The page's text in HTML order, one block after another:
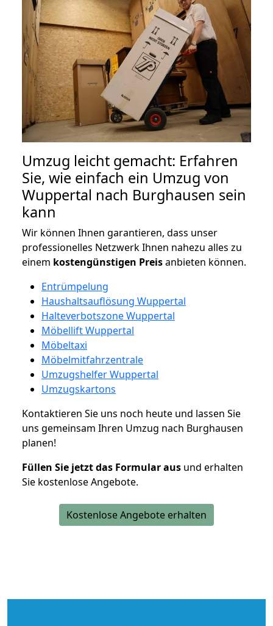
Umzug leicht gemacht: Erfahren
Sie, wie einfach ein Umzug von
Wuppertal nach Burghausen sein
kann
Wir können Ihnen garantieren, dass unser
professionelles Netzwerk Ihnen nahezu alles zu
einem kostengünstigen Preisanbieten können.
Entrümpelung
Haushaltsauflösung Wuppertal
Halteverbotszone Wuppertal
Möbellift Wuppertal
Möbeltaxi
Möbelmitfahrzentrale
Umzugshelfer Wuppertal
Umzugskartons
Kontaktieren Sie uns noch heute und lassen Sie
uns gemeinsam Ihren Umzug nach Burghausen
planen!
Füllen Sie jetzt das Formular aus und erhalten
Sie kostenlose Angebote.
Kostenlose Angebote erhalten